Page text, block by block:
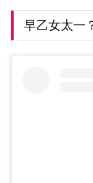
早乙女太一